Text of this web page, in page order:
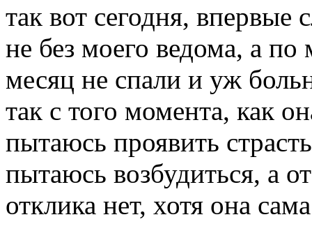
так вот сегодня, впервые
не без моего ведома, а
месяц не спали и уж
так с того момента, как
пытаюсь проявить
пытаюсь возбудиться, а
отклика нет, хотя она